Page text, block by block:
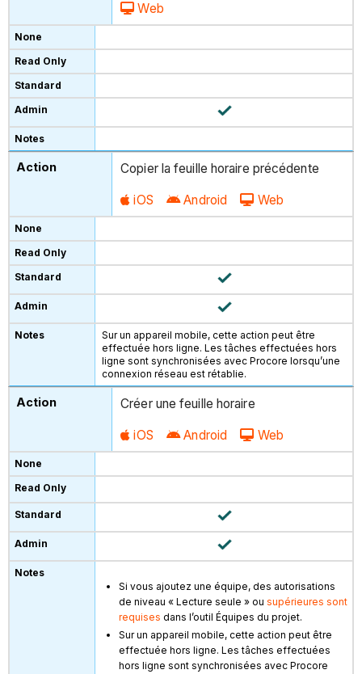
Web
Copier la feuille horaire précédente
iOS Android Web
Sur un appareil mobile, cette action peut être
effectuée hors ligne. Les tâches effectuées hors
ligne sont synchronisées avec Procore lorsqu’une
connexion réseau est rétablie.
Créer une feuille horaire
iOS Android Web
Si vous ajoutez une équipe, des autorisations
de niveau « Lecture seule » ousupérieures sont
requises dans l’outil Équipes du projet.
Sur un appareil mobile, cette action peut être
effectuée hors ligne. Les tâches effectuées
hors ligne sont synchronisées avec Procore